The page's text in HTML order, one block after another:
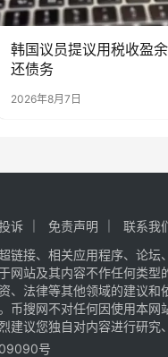
韩国议员提议用税收盈
还债务
2026年8月7日
诉 免责声明
联系我
链接、相关应用程序、论
网站及其内容不作任何类
、法律等其他领域的建议
币搜网不对任何因使用本
建议您独自对内容进行研究
号